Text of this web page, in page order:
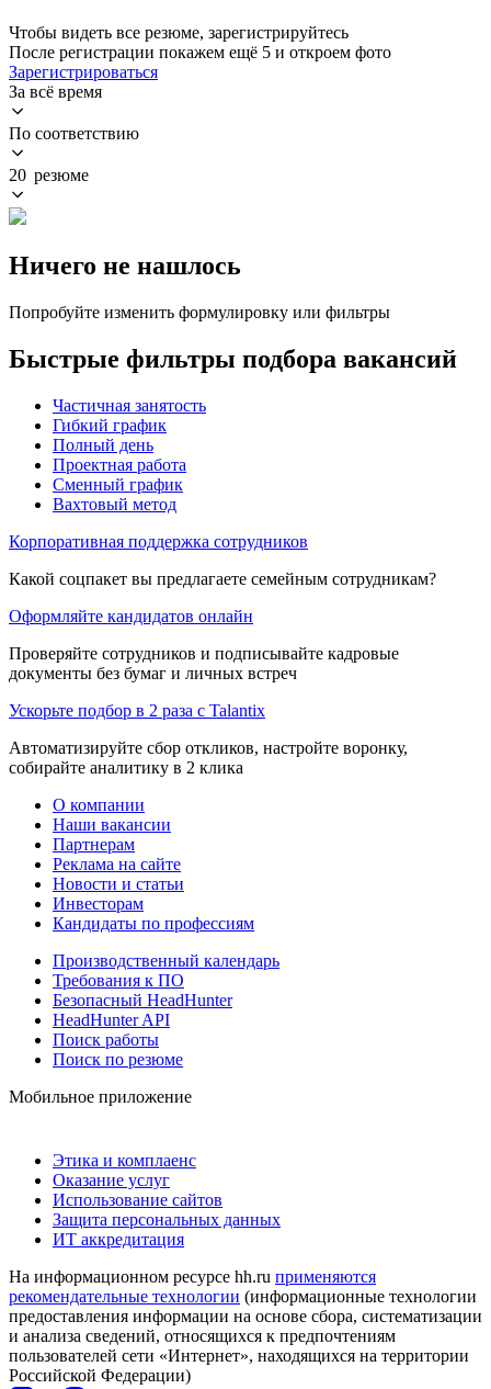
Чтобы видеть все резюме, зарегистрируйтесь
После регистрации покажем ещё 5 и откроем фото
Зарегистрироваться
За всё время
По соответствию
20 резюме
Ничего не нашлось
Попробуйте изменить формулировку или фильтры
Быстрые фильтры подбора вакансий
Частичная занятость
Гибкий график
Полный день
Проектная работа
Сменный график
Вахтовый метод
Корпоративная поддержка сотрудников
Какой соцпакет вы предлагаете семейным сотрудникам?
Оформляйте кандидатов онлайн
Проверяйте сотрудников и подписывайте кадровые
документы без бумаг и личных встреч
Ускорьте подбор в 2 раза с Talantix
Автоматизируйте сбор откликов, настройте воронку,
собирайте аналитику в 2 клика
О компании
Наши вакансии
Партнерам
Реклама на сайте
Новости и статьи
Инвесторам
Кандидаты по профессиям
Производственный календарь
Требования к ПО
Безопасный HeadHunter
HeadHunter API
Поиск работы
Поиск по резюме
Мобильное приложение
Этика и комплаенс
Оказание услуг
Использование сайтов
Защита персональных данных
ИТ аккредитация
На информационном ресурсе hh.ru применяются
рекомендательные технологии (информационные технологии
предоставления информации на основе сбора, систематизации
и анализа сведений, относящихся к предпочтениям
пользователей сети «Интернет», находящихся на территории
Российской Федерации)